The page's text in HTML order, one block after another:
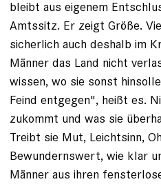
bleibt aus eigenem
Amtssitz. Er zeigt Größe.
sicherlich auch deshalb im
Männer das Land nicht
wissen, wo sie sonst
Feind entgegen", heißt es.
zukommt und was sie
Treibt sie Mut, Leichtsinn,
Bewundernswert, wie klar
Männer aus ihren